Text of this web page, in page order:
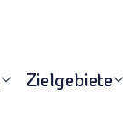
Zielgebiete